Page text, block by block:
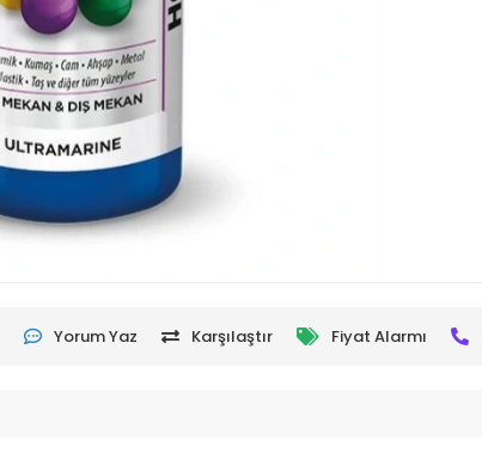
Yorum Yaz Karşılaştır Fiyat Alarmı